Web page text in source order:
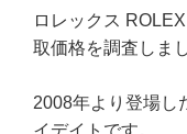
ロレックス
取価格を調査しま
2008年より登場し